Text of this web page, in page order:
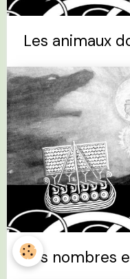
Les animaux
Les nombres